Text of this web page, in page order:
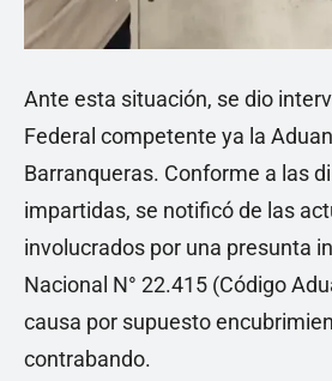
Ante esta situación, se dio
Federal competente ya la
Barranqueras. Conforme a las
impartidas, se notificó de las
involucrados por una presunta
Nacional N° 22.415 (Código
causa por supuesto
contrabando.